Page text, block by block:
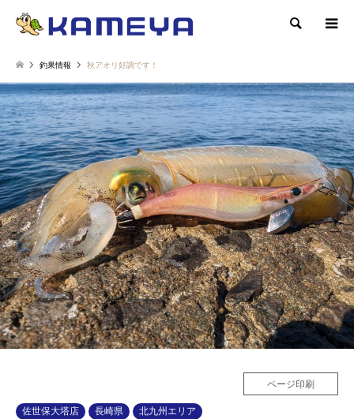
検索
釣果情報 秋アオリ好調です！
ページ印刷
佐世保大塔店 長崎県 北九州エリア